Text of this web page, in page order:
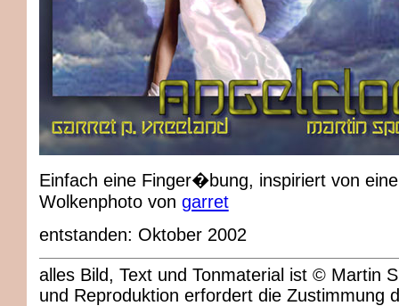
Einfach eine Finger�bung, inspiriert von
Wolkenphoto von garret
entstanden: Oktober 2002
alles Bild, Text und Tonmaterial ist © Martin
und Reproduktion erfordert die Zustimmung